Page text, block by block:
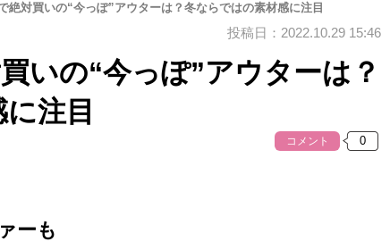
絶対買いの“今っぽ”アウターは？冬ならではの素材感に注目
投稿日：2022.10.29 15:46
いの“今っぽ”アウターは？
注目
コメント
ーも